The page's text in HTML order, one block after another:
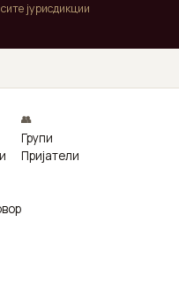
јурисдикции
👥
Групи
Пријатели